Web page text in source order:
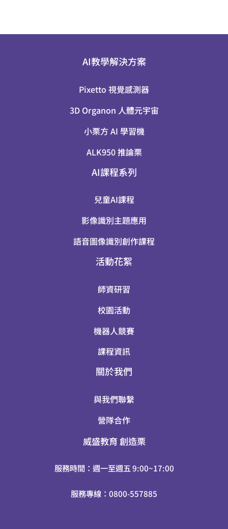
AI教學解決方案
Pixetto 視覺感測器
3D Organon 人體元宇宙
小栗方 AI 學習機
ALK950 推論栗
AI課程系列
兒童AI課程
影像識別主題應用
語音圖像識別創作課程
活動花絮
師資研習
校園活動
機器人競賽
課程資訊
關於我們
與我們聯繫
營隊合作
威盛教育創造栗
服務時間：週一至週五 9:00~17:00
服務專線：0800-557885